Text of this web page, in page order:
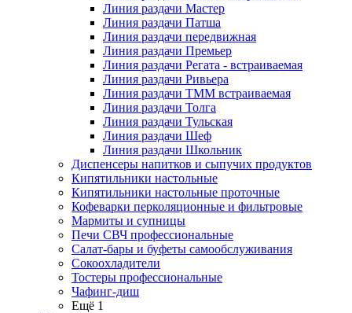
Линия раздачи Мастер
Линия раздачи Патша
Линия раздачи передвижная
Линия раздачи Премьер
Линия раздачи Регата - встраиваемая
Линия раздачи Ривьера
Линия раздачи ТММ встраиваемая
Линия раздачи Толга
Линия раздачи Тульская
Линия раздачи Шеф
Линия раздачи Школьник
Диспенсеры напитков и сыпучих продуктов
Кипятильники настольные
Кипятильники настольные проточные
Кофеварки перколяционные и фильтровые
Мармиты и супницы
Печи СВЧ профессиональные
Салат-бары и буфеты самообслуживания
Сокоохладители
Тостеры профессиональные
Чафинг-диш
Ещё 1